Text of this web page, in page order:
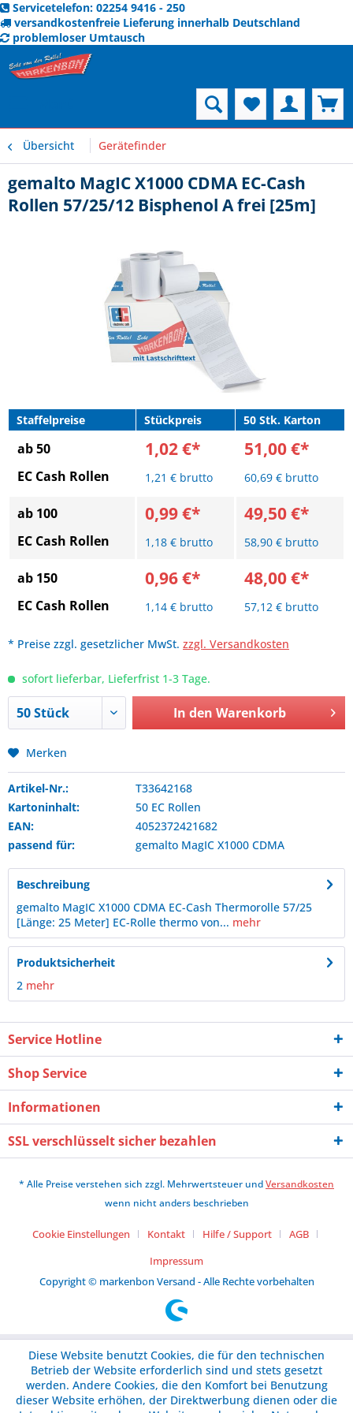
Servicetelefon: 02254 9416 - 250
versandkostenfreie Lieferung innerhalb Deutschland
problemloser Umtausch
Übersicht Gerätefinder
gemalto MagIC X1000 CDMA EC-Cash
Rollen 57/25/12 Bisphenol A frei [25m]
Staffelpreise Stückpreis 50 Stk. Karton
ab 50
EC Cash Rollen
1,02 €*
1,21 € brutto
51,00 €*
60,69 € brutto
ab 100
EC Cash Rollen
0,99 €*
1,18 € brutto
49,50 €*
58,90 € brutto
ab 150
EC Cash Rollen
0,96 €*
1,14 € brutto
48,00 €*
57,12 € brutto
* Preise zzgl. gesetzlicher MwSt. zzgl. Versandkosten
sofort lieferbar, Lieferfrist 1-3 Tage.
In den Warenkorb
Merken
Artikel-Nr.:
T33642168
Kartoninhalt:
50 EC Rollen
EAN:
4052372421682
passend für:
gemalto MagIC X1000 CDMA
Beschreibung
gemalto MagIC X1000 CDMA EC-Cash Thermorolle 57/25
[Länge: 25 Meter] EC-Rolle thermo von... mehr
Produktsicherheit
2 mehr
Service Hotline
Shop Service
Informationen
SSL verschlüsselt sicher bezahlen
* Alle Preise verstehen sich zzgl. Mehrwertsteuer undVersandkosten
wenn nicht anders beschrieben
Cookie Einstellungen Kontakt Hilfe / Support
AGB
Impressum
Copyright © markenbon Versand - Alle Rechte vorbehalten
Diese Website benutzt Cookies, die für den technischen
Betrieb der Website erforderlich sind und stets gesetzt
werden. Andere Cookies, die den Komfort bei Benutzung
dieser Website erhöhen, der Direktwerbung dienen oder die